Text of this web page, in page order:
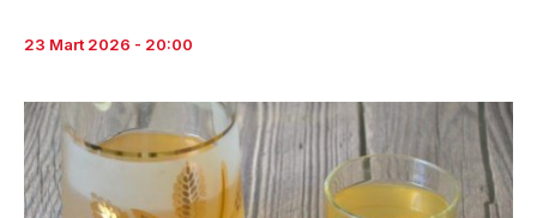
23 Mart 2026 - 20:00